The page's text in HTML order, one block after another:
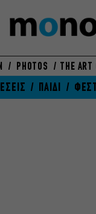
PHOTOS THE ART
ΠΑΙΔΙ